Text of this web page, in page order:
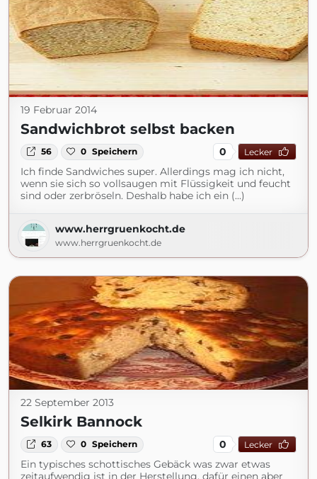
19 Februar 2014
Sandwichbrot selbst backen
56 0 Speichern 0 Lecker
Ich finde Sandwiches super. Allerdings mag ich nicht,
wenn sie sich so vollsaugen mit Flüssigkeit und feucht
sind oder zerbröseln. Deshalb habe ich ein (...)
www.herrgruenkocht.de
www.herrgruenkocht.de
22 September 2013
Selkirk Bannock
63 0 Speichern 0 Lecker
Ein typisches schottisches Gebäck was zwar etwas
zeitaufwendig ist in der Herstellung, dafür einen aber